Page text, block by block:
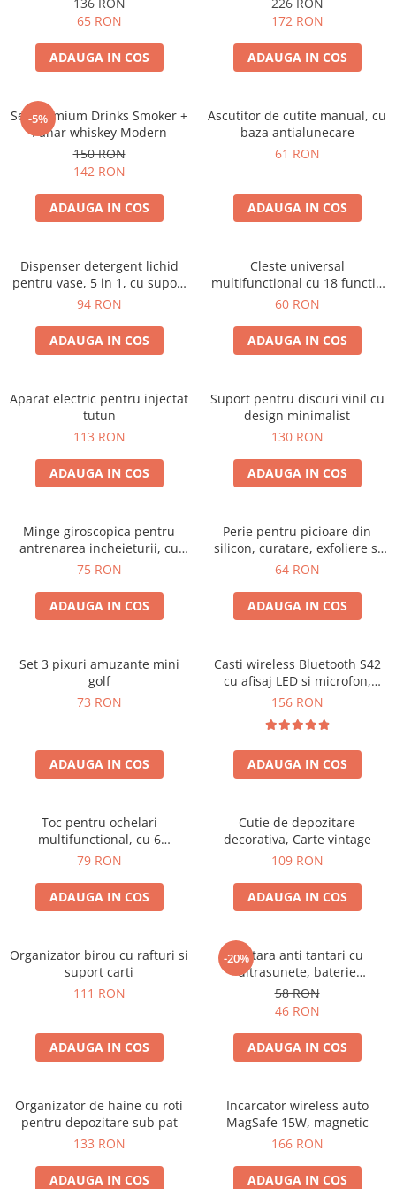
65 RON
ADAUGA IN COS
172 RON
ADAUGA IN COS
-5%
Set premium Drinks Smoker +
Pahar whiskey Modern
150 RON
142 RON
ADAUGA IN COS
Ascutitor de cutite manual, cu
baza antialunecare
61 RON
ADAUGA IN COS
Dispenser detergent lichid
pentru vase, 5 in 1, cu suport
burete si laveta, organizator
94 RON
ADAUGA IN COS
Cleste universal
multifunctional cu 18 functii,
pliabil
60 RON
ADAUGA IN COS
Aparat electric pentru injectat
tutun
113 RON
ADAUGA IN COS
Suport pentru discuri vinil cu
design minimalist
130 RON
ADAUGA IN COS
Minge giroscopica pentru
antrenarea incheieturii, cu
iluminare RGB
75 RON
ADAUGA IN COS
Perie pentru picioare din
silicon, curatare, exfoliere si
masaj
64 RON
ADAUGA IN COS
Set 3 pixuri amuzante mini
golf
73 RON
ADAUGA IN COS
Casti wireless Bluetooth S42
cu afisaj LED si microfon,
compatibile cu iOS si Android
156 RON
ADAUGA IN COS
Toc pentru ochelari
multifunctional, cu 6
compartimente
79 RON
ADAUGA IN COS
Cutie de depozitare
decorativa, Carte vintage
109 RON
ADAUGA IN COS
Organizator birou cu rafturi si
suport carti
111 RON
ADAUGA IN COS
-20%
Bratara anti tantari cu
ultrasunete, baterie
reincarcabila 90mAh
58 RON
46 RON
ADAUGA IN COS
Organizator de haine cu roti
pentru depozitare sub pat
133 RON
ADAUGA IN COS
Incarcator wireless auto
MagSafe 15W, magnetic
166 RON
ADAUGA IN COS